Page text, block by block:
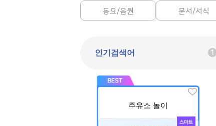
동요/음원 문서/서식
인기검색어
주유소 놀이